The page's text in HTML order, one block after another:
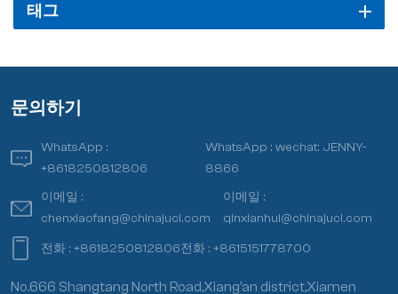
태그
문의하기
WhatsApp :
+8618250812806
WhatsApp :wechat: JENNY-
8866
이메일 :
chenxiaofang@chinajuci.com
이메일 :
qinxianhui@chinajuci.com
전화 :+8618250812806전화 :+8615151778700
No.666 Shangtang North Road,Xiang’an district,Xiamen